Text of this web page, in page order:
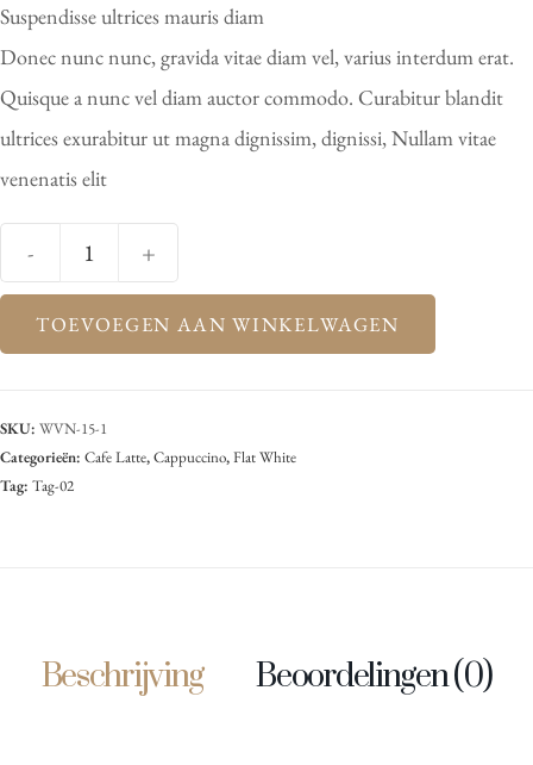
Suspendisse ultrices mauris diam
Donec nunc nunc, gravida vitae diam vel, varius interdum erat.
Quisque a nunc vel diam auctor commodo. Curabitur blandit
ultrices exurabitur ut magna dignissim, dignissi, Nullam vitae
venenatis elit
- +
TOEVOEGEN AAN WINKELWAGEN
SKU: WVN-15-1
Categorieën: Cafe Latte,Cappuccino,Flat White
Tag: Tag-02
Beschrijving Beoordelingen (0)